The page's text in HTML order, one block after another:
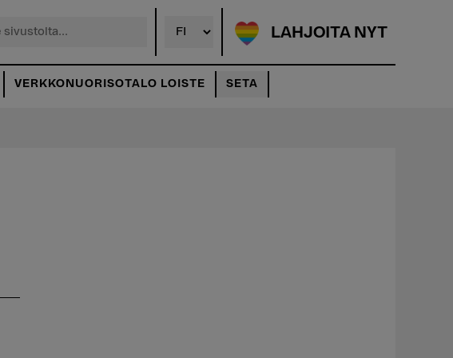
LAHJOITA NYT
VERKKONUORISOTALO LOISTE SETA